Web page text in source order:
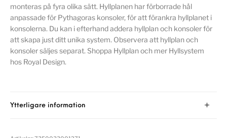
monteras på fyra olika sätt. Hyllplanen har förborrade hål
anpassade för Pythagoras konsoler, för att förankra hyllplanet i
konsolerna. Du kan i efterhand addera hyllplan och konsoler för
att skapa just ditt unika system. Observera att hyllplan och
konsoler säljes separat. Shoppa Hyllplan och mer Hyllsystem
hos Royal Design.
Ytterligare information